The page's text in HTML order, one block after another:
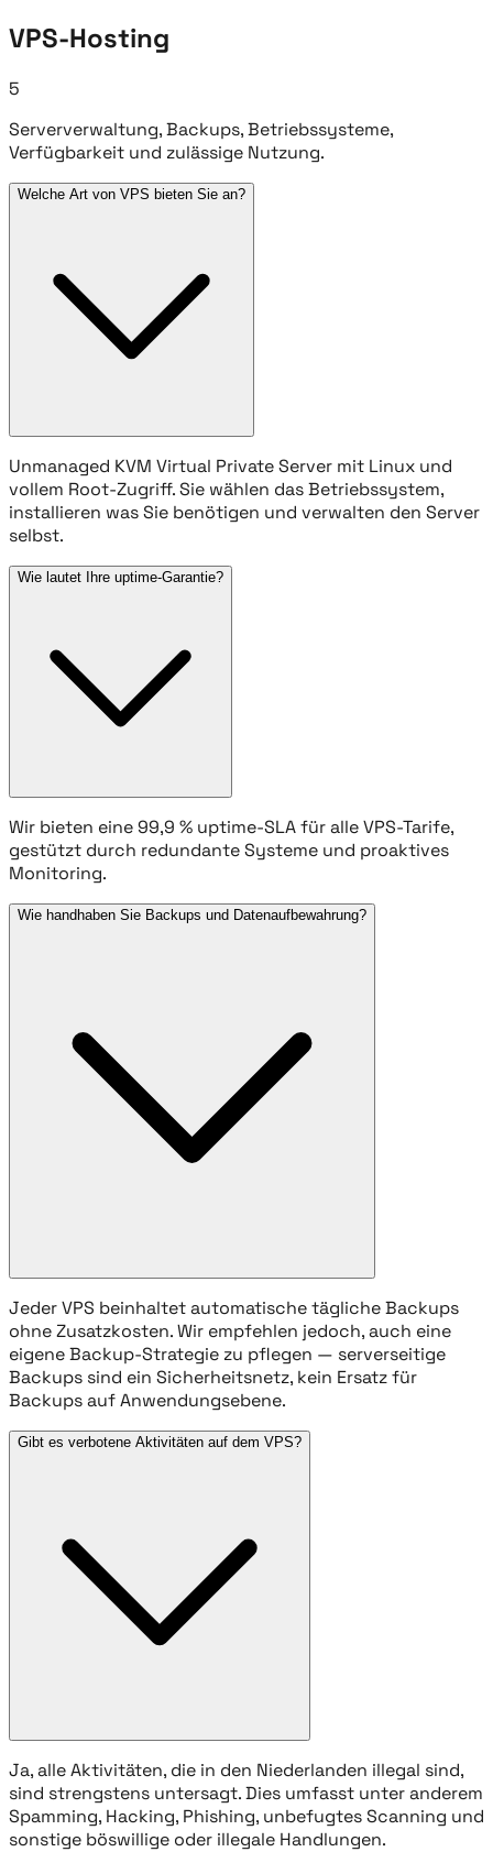
VPS-Hosting
5
Serververwaltung, Backups, Betriebssysteme,
Verfügbarkeit und zulässige Nutzung.
Welche Art von VPS bieten Sie an?
Unmanaged KVM Virtual Private Server mit Linux und
vollem Root-Zugriff. Sie wählen das Betriebssystem,
installieren was Sie benötigen und verwalten den Server
selbst.
Wie lautet Ihre uptime-Garantie?
Wir bieten eine 99,9 % uptime-SLA für alle VPS-Tarife,
gestützt durch redundante Systeme und proaktives
Monitoring.
Wie handhaben Sie Backups und Datenaufbewahrung?
Jeder VPS beinhaltet automatische tägliche Backups
ohne Zusatzkosten. Wir empfehlen jedoch, auch eine
eigene Backup-Strategie zu pflegen — serverseitige
Backups sind ein Sicherheitsnetz, kein Ersatz für
Backups auf Anwendungsebene.
Gibt es verbotene Aktivitäten auf dem VPS?
Ja, alle Aktivitäten, die in den Niederlanden illegal sind,
sind strengstens untersagt. Dies umfasst unter anderem
Spamming, Hacking, Phishing, unbefugtes Scanning und
sonstige böswillige oder illegale Handlungen.